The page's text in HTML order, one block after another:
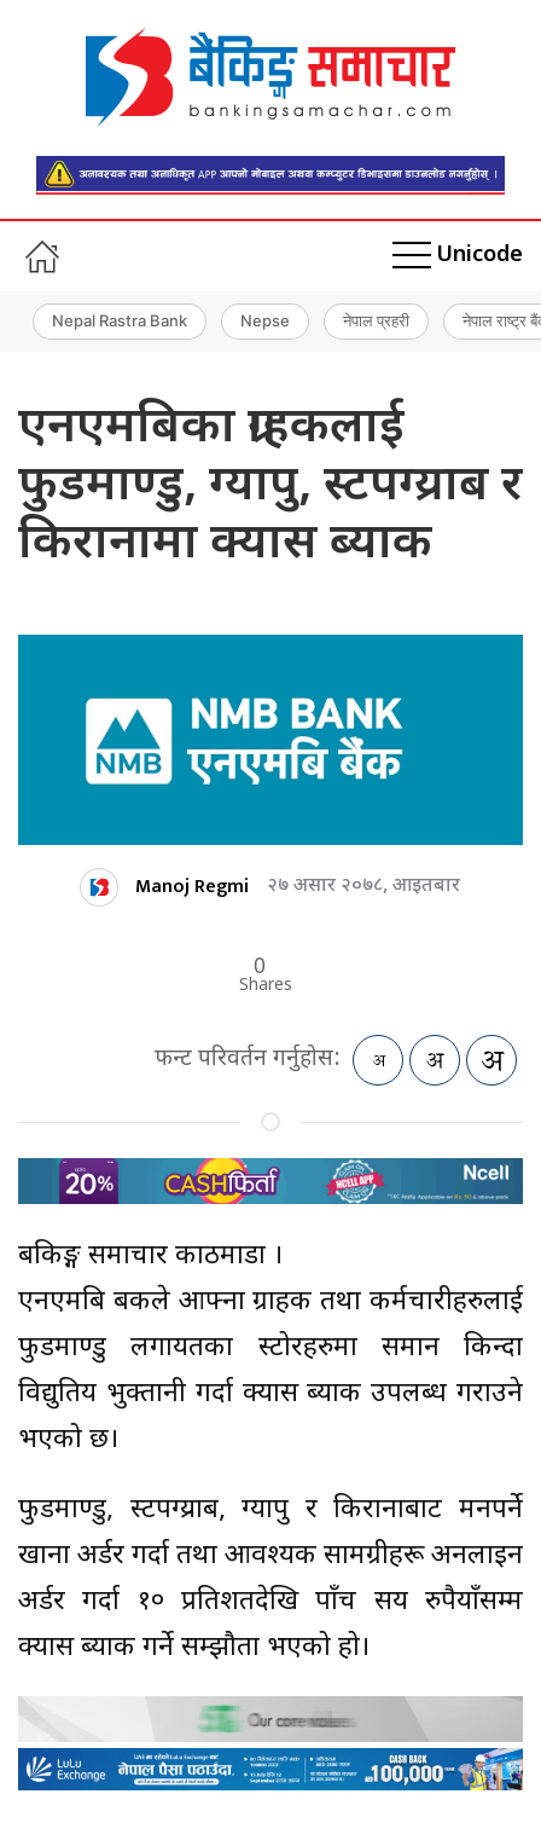
Unicode
Nepal Rastra Bank Nepse नेपाल प्रहरी नेपाल राष्ट्र
एनएमबिका ग्राहकलाई
फुडमाण्डु, ग्यापु, स्टपग्य्राब र
किरानामा क्यास ब्याक
Manoj Regmi २७ असार २०७८, आइतबार
0
Shares
फन्ट परिवर्तन गर्नुहोस:
बैंकिङ्ग समाचार काठमाडौं ।
एनएमबि बैंकले आफ्ना ग्राहक तथा कर्मचारीहरुलाई
फुडमाण्डु लगायतका स्टोरहरुमा समान किन्दा
विद्युतिय भुक्तानी गर्दा क्यास ब्याक उपलब्ध गराउने
भएको छ।
फुडमाण्डु, स्टपग्य्राब, ग्यापु र किरानाबाट मनपर्ने
खाना अर्डर गर्दा तथा आवश्यक सामग्रीहरू अनलाइन
अर्डर गर्दा १० प्रतिशतदेखि पाँच सय रुपैयाँसम्म
क्यास ब्याक गर्ने सम्झौता भएको हो।